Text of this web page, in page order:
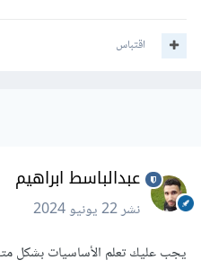
اقتباس
عبدالباسط ابراهيم
نشر22 يونيو 2024
يجب عليك تعلم الأساسيات بشكل